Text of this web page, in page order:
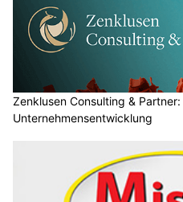
Zenklusen Consulting &
Unternehmensentwicklung